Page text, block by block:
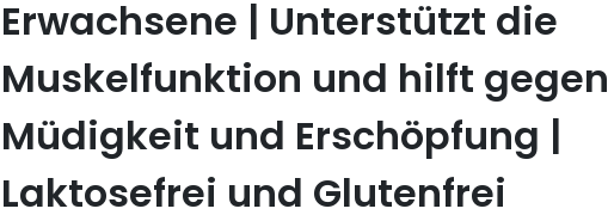
Erwachsene | Unterstützt die
Muskelfunktion und hilft gegen
Müdigkeit und Erschöpfung |
Laktosefrei und Glutenfrei